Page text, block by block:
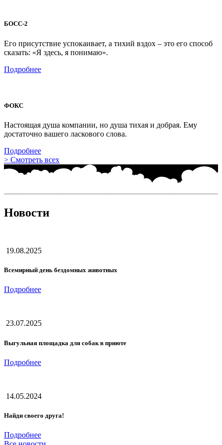
БОСС-2
Его присутствие успокаивает, а тихий вздох – это его способ
сказать: «Я здесь, я понимаю».
Подробнее
ФОКС
Настоящая душа компании, но душа тихая и добрая. Ему
достаточно вашего ласкового слова.
Подробнее
> Смотреть всех
Новости
19.08.2025
Всемирный день бездомных животных
Подробнее
23.07.2025
Выгульная площадка для собак в приюте
Подробнее
14.05.2024
Найди своего друга!
Подробнее